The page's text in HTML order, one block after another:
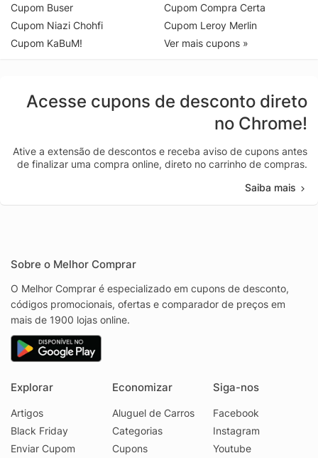
Cupom Buser
Cupom Niazi Chohfi
Cupom KaBuM!
Cupom Compra Certa
Cupom Leroy Merlin
Ver mais cupons »
Acesse cupons de desconto direto
no Chrome!
Ative a extensão de descontos e receba aviso de cupons antes
de finalizar uma compra online, direto no carrinho de compras.
Saiba mais
Sobre o Melhor Comprar
O Melhor Comprar é especializado em cupons de desconto,
códigos promocionais, ofertas e comparador de preços em
mais de 1900 lojas online.
Explorar
Artigos
Black Friday
Enviar Cupom
Economizar
Aluguel de Carros
Categorias
Cupons
Siga-nos
Facebook
Instagram
Youtube